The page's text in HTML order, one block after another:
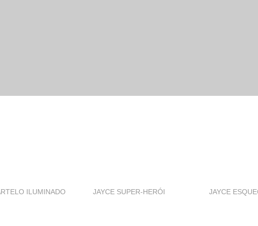
ILUMINADO JAYCE SUPER-HERÓI JAYCE